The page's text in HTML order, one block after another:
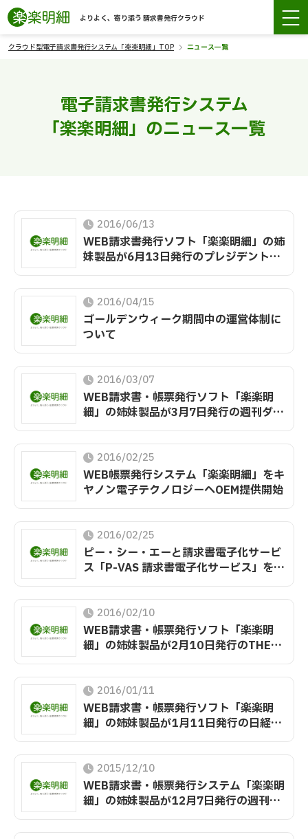
よりよく、寄り添う 請求書発行クラウド
クラウド型電子請求書発行システム「楽楽明細」TOP ニュース一覧
電子請求書発行システム
「楽楽明細」のニュース一覧
2016/06/13
WEB請求書発行ソフト「楽楽明細」の姉
妹製品が6月13日発行のプレジデントで
紹介されました
2016/04/15
ゴールデンウィーク期間中の運営体制に
ついて
2016/03/07
WEB請求書・帳票発行ソフト「楽楽明
細」の姉妹製品が3月7日発行の週刊ダイ
ヤモンドで紹介されました
2016/02/25
WEB帳票発行システム「楽楽明細」をキ
ヤノン電子テクノロジーへOEM提供開始
2016/02/25
ピー・シー・エーと請求書電子化サービ
ス「P-VAS 請求書電子化サービス」を共
同で提供開始
2016/02/10
WEB請求書・帳票発行ソフト「楽楽明
細」の姉妹製品が2月10日発行のTHE21
で紹介されました
2016/01/11
WEB請求書・帳票発行ソフト「楽楽明
細」の姉妹製品が1月11日発行の日経ビ
ジネスで紹介されました
2015/12/10
WEB請求書・帳票発行システム「楽楽明
細」の姉妹製品が12月7日発行の週刊東
洋経済で紹介されました